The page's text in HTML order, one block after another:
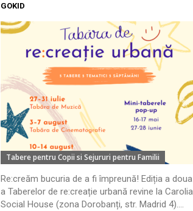
GOKID
Tabere pentru Copii si Sejururi pentru Familii
Re:creăm bucuria de a fi împreună! Ediția a doua
a Taberelor de re:creație urbană revine la Carolia
Social House (zona Dorobanți, str. Madrid 4)....